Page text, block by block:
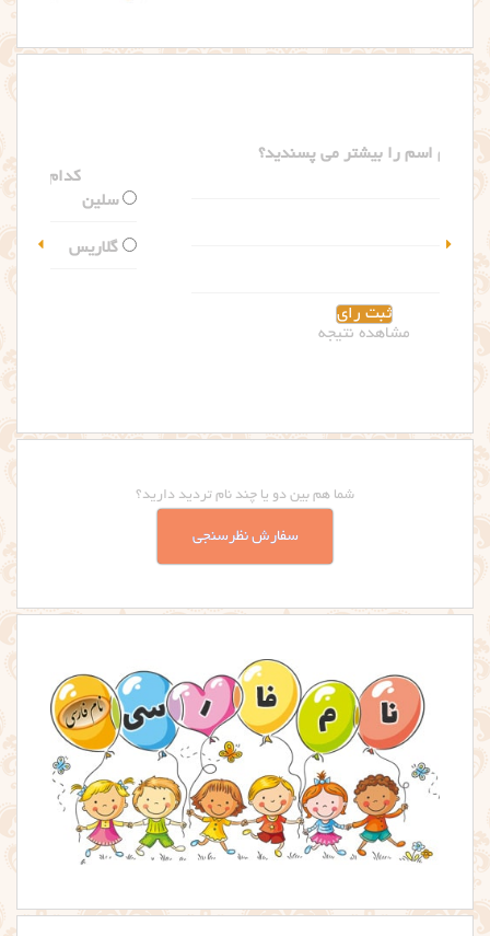
شما هم بین دو یا چند نام تردید دارید؟
سفارش نظرسنجی